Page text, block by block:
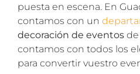
puesta en escena. En
contamos con un
decoración de eventos
contamos con todos los
para convertir vuestro